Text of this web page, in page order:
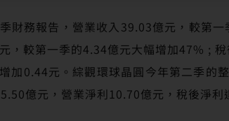
財務報告，營業收入39.03億元，較第
，較第一季的4.34億元大幅增加47% ;
0.44元。綜觀環球晶圓今年第二季的
億元，營業淨利10.70億元，稅後淨